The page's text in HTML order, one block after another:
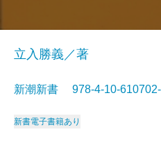
立入勝義／著
新潮新書 978-4-10-
新書電子書籍あり